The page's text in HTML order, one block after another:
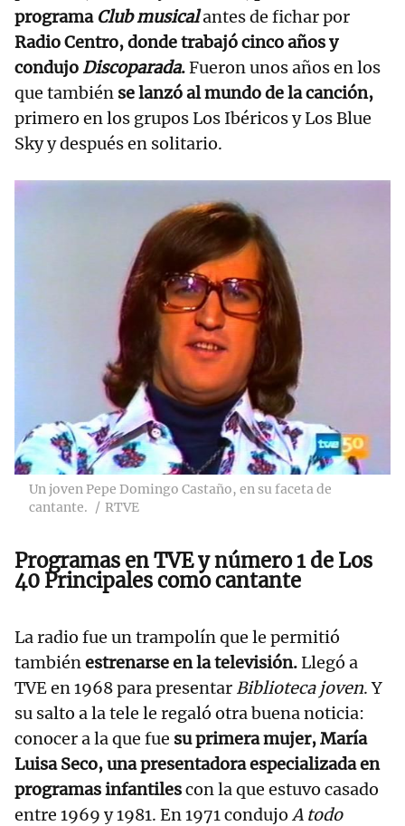
programa Club musicalantes de fichar por
Radio Centro, donde trabajó cinco años y
condujoDiscoparada.Fueron unos años en los
que también se lanzó al mundo de la canción,
primero en los grupos Los Ibéricos y Los Blue
Sky y después en solitario.
Un joven Pepe Domingo Castaño, en su faceta de
cantante.
RTVE
Programas en TVE y número 1 de Los
40 Principales como cantante
La radio fue un trampolín que le permitió
tambiénestrenarse en la televisión.Llegó a
TVE en 1968 para presentar Biblioteca joven. Y
su salto a la tele le regaló otra buena noticia:
conocer a la que fue su primera mujer, María
Luisa Seco, una presentadora especializada en
programas infantilescon la que estuvo casado
entre 1969 y 1981. En 1971 condujoA todo